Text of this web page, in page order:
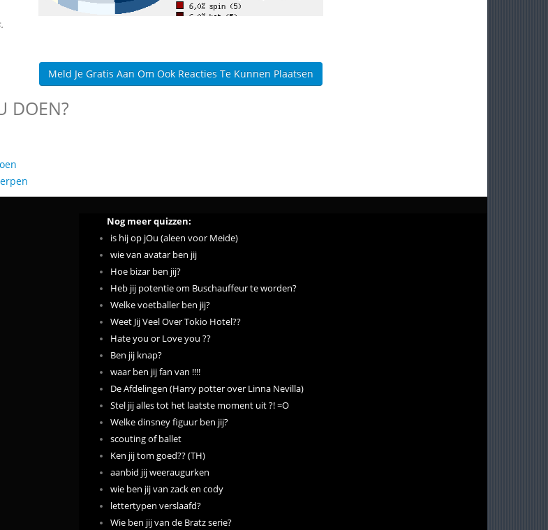
Meld Je Gratis Aan Om Ook Reacties Te Kunnen Plaatsen
DOEN?
Nog meer quizzen:
is hij op jOu (aleen voor Meide)
wie van avatar ben jij
Hoe bizar ben jij?
Heb jij potentie om Buschauffeur te worden?
Welke voetballer ben jij?
Weet Jij Veel Over Tokio Hotel??
Hate you or Love you ??
Ben jij knap?
waar ben jij fan van !!!!
De Afdelingen (Harry potter over Linna Nevilla)
Stel jij alles tot het laatste moment uit ?! =O
Welke dinsney figuur ben jij?
scouting of ballet
Ken jij tom goed?? (TH)
aanbid jij weeraugurken
wie ben jij van zack en cody
lettertypen verslaafd?
Wie ben jij van de Bratz serie?